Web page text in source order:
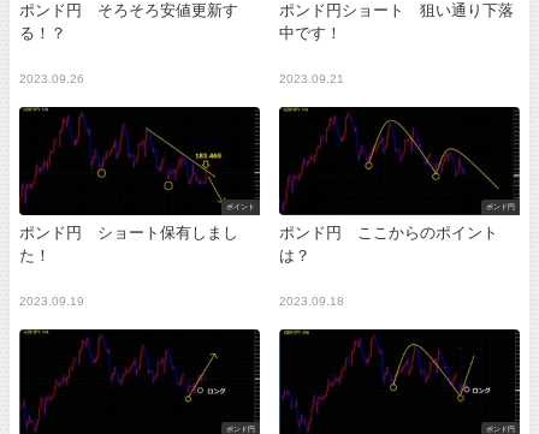
ポンド円 そろそろ安値更新す
る！？
2023.09.26
ポンド円ショート 狙い通り下落
中です！
2023.09.21
ポイント
ポンド円 ショート保有しまし
た！
2023.09.19
ポンド円
ポンド円 ここからのポイント
は？
2023.09.18
ポンド円 ポンド円